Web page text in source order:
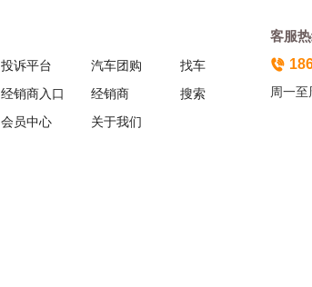
投诉平台 汽车团购
找车
经销商入口 经销商
搜索
会员中心 关于我们
客服
周一至